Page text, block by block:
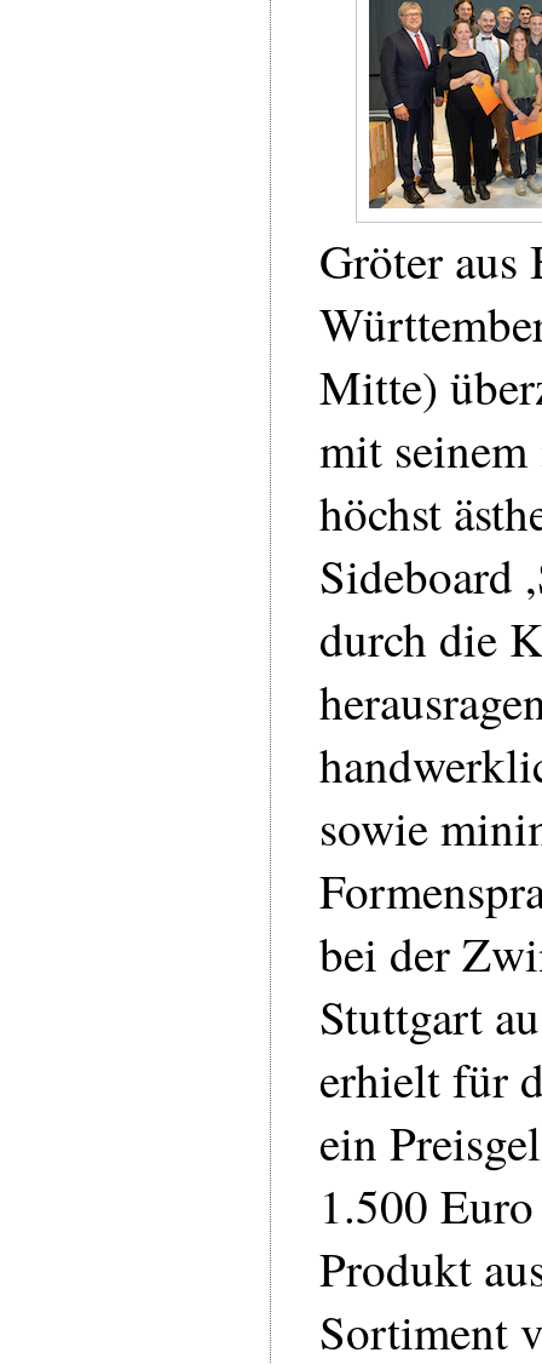
Gröter aus
Mitte)
mit seinem
höchst
Sideboard
durch die
sowie
bei der
Stuttgart
erhielt für
ein
1.500
Produkt
Sortiment